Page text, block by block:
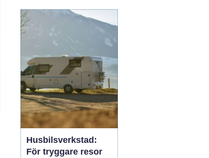
lättskötta golvlösningar.
produktionsmiljöer
behöver golvet vara mer
än bara en slityta. Golvet
ska tåla tung trafi...
Husbilsverkstad:
För tryggare resor